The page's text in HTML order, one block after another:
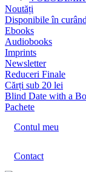
Noutăți
Disponibile în curând
Ebooks
Audiobooks
Imprints
Newsletter
Reduceri Finale
Cărți sub 20 lei
Blind Date with a
Pachete
Contul meu
Contact